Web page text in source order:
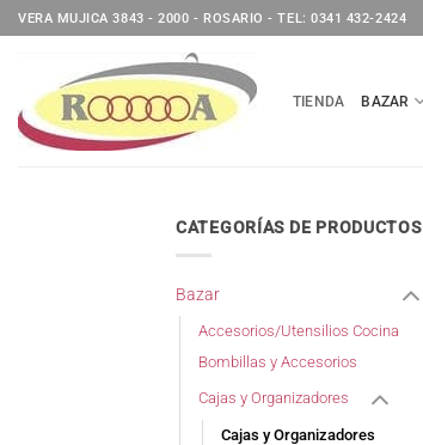
Saltar
al
VERA MUJICA 3843 - 2000 - ROSARIO - TEL: 0341 432-2424
TIENDA BAZAR
CATEGORÍAS DE PRODUCTOS
Bazar
Accesorios/Utensilios Cocina
Bombillas y Accesorios
Cajas y Organizadores
Cajas y Organizadores